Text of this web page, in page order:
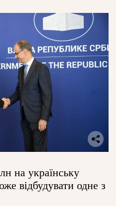
на українську
відбудувати одне з